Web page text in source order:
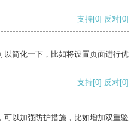
支持[0] 反对[0]
以简化一下，比如将设置页面进行优
支持[0] 反对[0]
可以加强防护措施，比如增加双重验